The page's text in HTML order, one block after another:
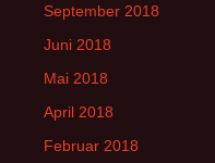
September 2018
Juni 2018
Mai 2018
April 2018
Februar 2018